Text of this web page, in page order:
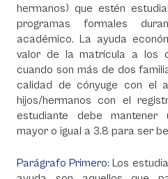
hermanos) que estén
programas formales
académico. La ayuda
valor de la matrícula a los
cuando son más de dos
calidad de cónyuge con el
hijos/hermanos con el
estudiante debe mantener
mayor o igual a 3.8 para ser
Parágrafo Primero:Los